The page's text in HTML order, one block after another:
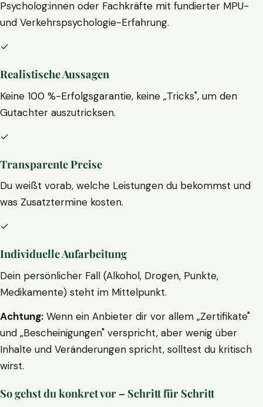
Psycholog:innen oder Fachkräfte mit fundierter MPU-
und Verkehrspsychologie-Erfahrung.
✓
Realistische Aussagen
Keine 100 %-Erfolgsgarantie, keine „Tricks", um den
Gutachter auszutricksen.
✓
Transparente Preise
Du weißt vorab, welche Leistungen du bekommst und
was Zusatztermine kosten.
✓
Individuelle Aufarbeitung
Dein persönlicher Fall (Alkohol, Drogen, Punkte,
Medikamente) steht im Mittelpunkt.
Achtung: Wenn ein Anbieter dir vor allem „Zertifikate"
und „Bescheinigungen" verspricht, aber wenig über
Inhalte und Veränderungen spricht, solltest du kritisch
wirst.
So gehst du konkret vor – Schritt für Schritt